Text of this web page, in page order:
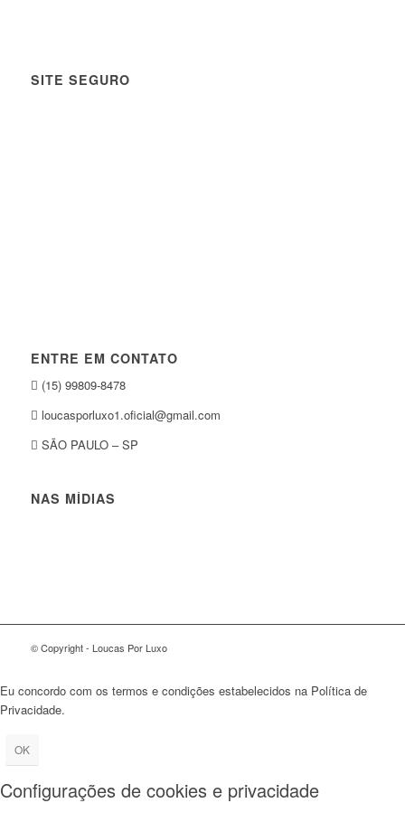
SITE SEGURO
ENTRE EM CONTATO
(15) 99809-8478
loucasporluxo1.oficial@gmail.com
SÃO PAULO – SP
NAS MÍDIAS
© Copyright - Loucas Por Luxo
Eu concordo com os termos e condições estabelecidos na Política de
Privacidade.
OK
Configurações de cookies e privacidade